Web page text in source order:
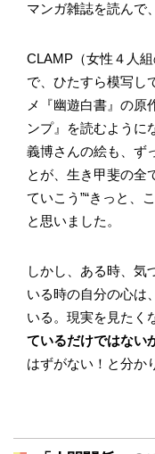
マンガ雑誌を読んで
CLAМP（女性４人組
で、ひたすら模写し
メ『幽遊白書』の原
ンプ』を読むように
義博さんの絵も、ず
とが、生き甲斐の全
ていこう”“きっと、
と思いました。
しかし、ある時、気
いる時の自分の心は
いる。現実を見たく
ているだけではない
はずがない！と分か